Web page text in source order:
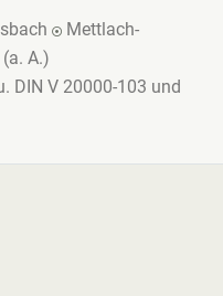
Mettlach-
A.)
DIN V 20000-103 und